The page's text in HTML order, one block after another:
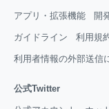
アプリ・拡張機能 開
ガイドライン 利用規
利用者情報の外部送信
公式Twitter